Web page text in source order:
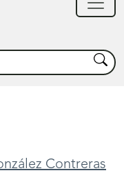
Buscar
Contreras